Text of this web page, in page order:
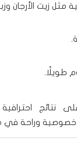
مثل زيت الأرجان
طويلًا.
نتائج
خصوصية وراحة في